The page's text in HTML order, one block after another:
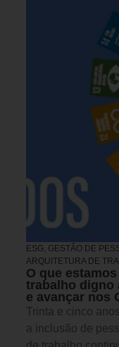
ESG GESTÃO DE
ARQUITETURA DE
O que
trabalho digno
e avançar nos
Trinta e cinco
a inclusão de